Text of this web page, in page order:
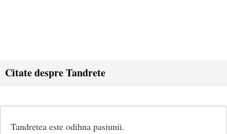
Citate despre Tandrete
Tandretea este odihna pasiunii.